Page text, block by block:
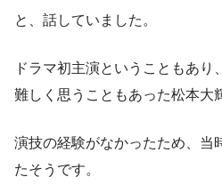
と、話していました。
ドラマ初主演ということもあ
難しく思うこともあった松本大
演技の経験がなかったため、当
たそうです。